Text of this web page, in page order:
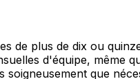
de plus de dix ou
d'équipe, même
que